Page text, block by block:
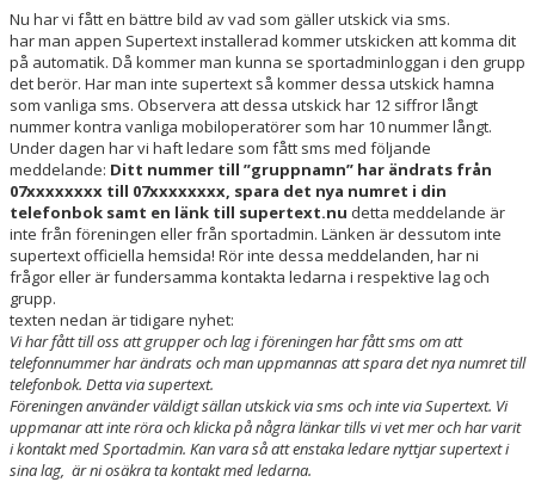
VÅRA LAG/TRÄNARE
MATCHER
SPONSORER
HEDERSUTNÄMNINGAR
Nu har vi fått en bättre bild av vad som gäller utskick via sms.
har man appen Supertext installerad kommer utskicken att komma dit
på automatik. Då kommer man kunna se sportadminloggan i den grupp
det berör. Har man inte supertext så kommer dessa utskick hamna
som vanliga sms. Observera att dessa utskick har 12 siffror långt
nummer kontra vanliga mobiloperatörer som har 10 nummer långt.
Under dagen har vi haft ledare som fått sms med följande
meddelande: Ditt nummer till ”gruppnamn” har ändrats från
07xxxxxxxx till 07xxxxxxxx, spara det nya numret i din
telefonbok samt en länk till supertext.nu detta meddelande är
inte från föreningen eller från sportadmin. Länken är dessutom inte
supertext officiella hemsida! Rör inte dessa meddelanden, har ni
frågor eller är fundersamma kontakta ledarna i respektive lag och
grupp.
texten nedan är tidigare nyhet:
Vi har fått till oss att grupper och lag i föreningen har fått sms om att
telefonnummer har ändrats och man uppmannas att spara det nya numret till
telefonbok. Detta via supertext.
Föreningen använder väldigt sällan utskick via sms och inte via Supertext. Vi
uppmanar att inte röra och klicka på några länkar tills vi vet mer och har varit
i kontakt med Sportadmin. Kan vara så att enstaka ledare nyttjar supertext i
sina lag, är ni osäkra ta kontakt med ledarna.